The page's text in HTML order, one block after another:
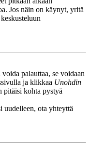
Jos näin on käynyt, yritä
palauttaa, se voidaan
ja klikkaa Unohdin
pitäisi kohta pystyä
uudelleen, ota yhteyttä